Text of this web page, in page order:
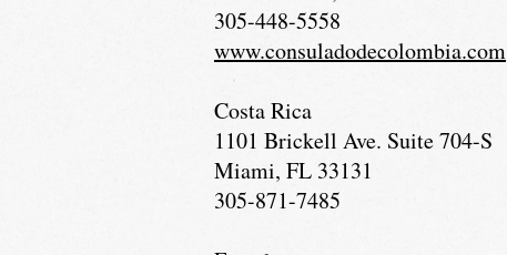
305-448-5558
www.consuladodecolombia.com
Costa Rica
1101 Brickell Ave. Suite 704-S
Miami, FL 33131
305-871-7485